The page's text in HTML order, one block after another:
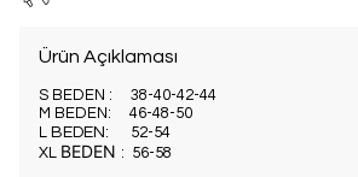
Ürün Açıklaması
S BEDEN : 38-40-42-44
M BEDEN: 46-48-50
L BEDEN : 52-54
XL BEDEN : 56-58